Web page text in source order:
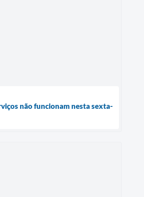
não funcionam nesta sexta-